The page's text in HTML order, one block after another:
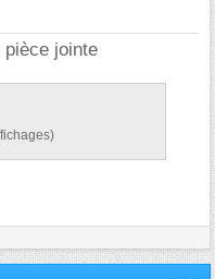
pièce jointe